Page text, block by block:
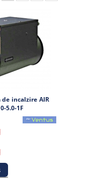
incalzire AIR
5.0-1F